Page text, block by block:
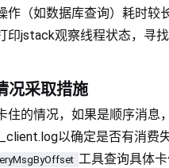
作（如数据库查询）耗时较
印jstack观察线程状态，寻
况采取措施
住的情况，如果是顺序消息
以确定是否有消费失
工具查询具体